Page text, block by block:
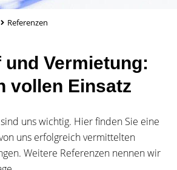
Referenzen
und Vermietung:
vollen Einsatz
uns wichtig. Hier finden Sie eine
uns erfolgreich vermittelten
Weitere Referenzen nennen wir